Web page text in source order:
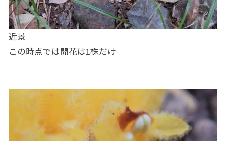
近景
この時点では開花は1株だけ